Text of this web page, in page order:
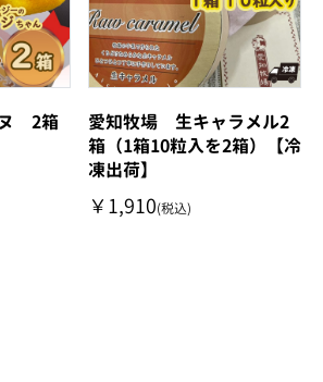
ヌ 2箱
愛知牧場 生キャラメル2
箱（1箱10粒入を2箱）【冷
凍出荷】
￥1,910(税込)